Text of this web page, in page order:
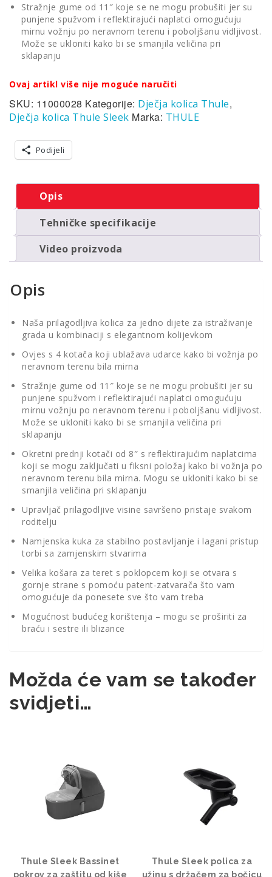
Stražnje gume od 11″ koje se ne mogu probušiti jer su
punjene spužvom i reflektirajući naplatci omogućuju
mirnu vožnju po neravnom terenu i poboljšanu vidljivost.
Može se ukloniti kako bi se smanjila veličina pri
sklapanju
Ovaj artikl više nije moguće naručiti
SKU: 11000028 Kategorije: Dječja kolica Thule,
Dječja kolica Thule Sleek Marka: THULE
Podijeli
Opis
Tehničke specifikacije
Video proizvoda
Opis
Naša prilagodljiva kolica za jedno dijete za istraživanje
grada u kombinaciji s elegantnom kolijevkom
Ovjes s 4 kotača koji ublažava udarce kako bi vožnja po
neravnom terenu bila mirna
Stražnje gume od 11″ koje se ne mogu probušiti jer su
punjene spužvom i reflektirajući naplatci omogućuju
mirnu vožnju po neravnom terenu i poboljšanu vidljivost.
Može se ukloniti kako bi se smanjila veličina pri
sklapanju
Okretni prednji kotači od 8″ s reflektirajućim naplatcima
koji se mogu zaključati u fiksni položaj kako bi vožnja po
neravnom terenu bila mirna. Mogu se ukloniti kako bi se
smanjila veličina pri sklapanju
Upravljač prilagodljive visine savršeno pristaje svakom
roditelju
Namjenska kuka za stabilno postavljanje i lagani pristup
torbi sa zamjenskim stvarima
Velika košara za teret s poklopcem koji se otvara s
gornje strane s pomoću patent-zatvarača što vam
omogućuje da ponesete sve što vam treba
Mogućnost budućeg korištenja – mogu se proširiti za
braću i sestre ili blizance
Možda će vam se također
svidjeti…
Thule Sleek Bassinet
pokrov za zaštitu od kiše
Thule Sleek polica za
užinu s držačem za bočicu